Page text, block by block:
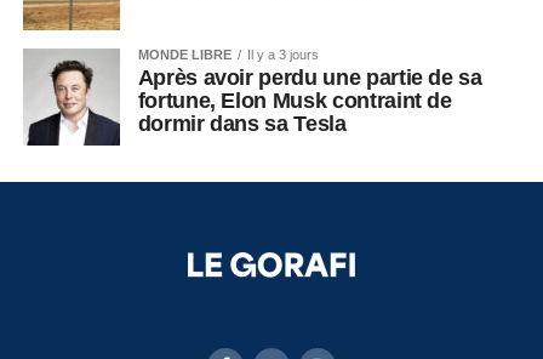
MONDE LIBRE Il y a 3 jours
Après avoir perdu une partie de sa
fortune, Elon Musk contraint de
dormir dans sa Tesla